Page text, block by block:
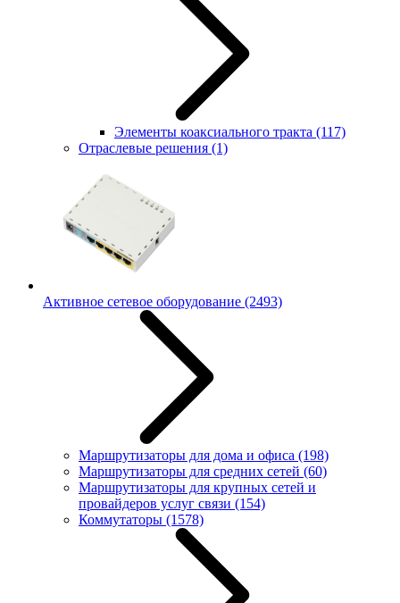
Элементы коаксиального тракта (117)
Отраслевые решения (1)
Активное сетевое оборудование (2493)
Маршрутизаторы для дома и офиса (198)
Маршрутизаторы для средних сетей (60)
Маршрутизаторы для крупных сетей и
провайдеров услуг связи (154)
Коммутаторы (1578)